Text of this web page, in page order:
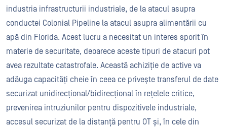
industria infrastructurii industriale, de la atacul asupra
conductei Colonial Pipeline la atacul asupra alimentării cu
apă din Florida. Acest lucru a necesitat un interes sporit în
materie de securitate, deoarece aceste tipuri de atacuri pot
avea rezultate catastrofale. Această achiziție de active va
adăuga capacități cheie în ceea ce privește transferul de date
securizat unidirecțional/bidirecțional în rețelele critice,
prevenirea intruziunilor pentru dispozitivele industriale,
accesul securizat de la distanță pentru OT și, în cele din